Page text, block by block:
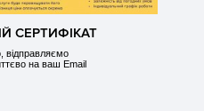
СЕРТИФІКАТ
відправляємо
на ваш Email